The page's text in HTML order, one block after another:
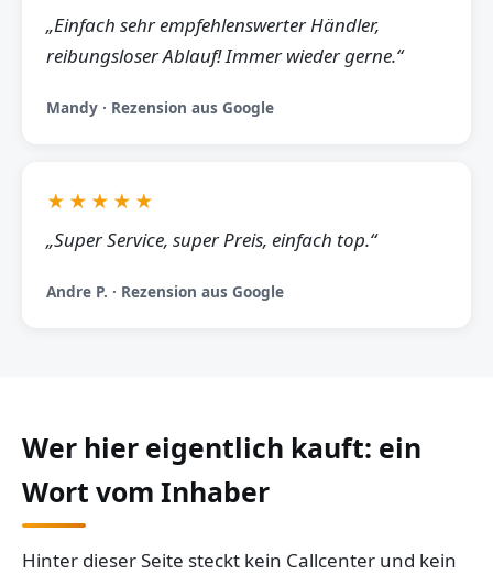
„Einfach sehr empfehlenswerter Händler,
reibungsloser Ablauf! Immer wieder gerne.“
Mandy · Rezension aus Google
★★★★★
„Super Service, super Preis, einfach top.“
Andre P. · Rezension aus Google
Wer hier eigentlich kauft: ein
Wort vom Inhaber
Hinter dieser Seite steckt kein Callcenter und kein